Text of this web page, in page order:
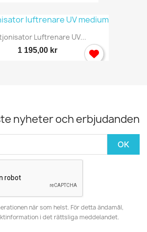
Luftrenare UV...
1 195,00 kr
nyheter och erbjudanden
när som helst. För detta ändamål,
i det rättsliga meddelandet.